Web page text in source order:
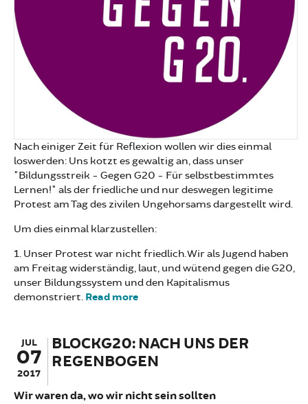
Nach einiger Zeit für Reflexion wollen wir dies einmal
loswerden: Uns kotzt es gewaltig an, dass unser
"Bildungsstreik - Gegen G20 - Für selbstbestimmtes
Lernen!" als der friedliche und nur deswegen legitime
Protest am Tag des zivilen Ungehorsams dargestellt wird.
Um dies einmal klarzustellen:
1. Unser Protest war nicht friedlich. Wir als Jugend haben
am Freitag widerständig, laut, und wütend gegen die G20,
unser Bildungssystem und den Kapitalismus
demonstriert. Read more
JUL
07
2017
BLOCKG20: NACH UNS DER
REGENBOGEN
Wir waren da, wo wir nicht sein sollten